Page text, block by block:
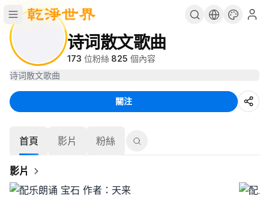
诗词散文歌曲
173 位粉絲·825 個內容
诗词散文歌曲
關注
首頁 影片 粉絲
影片